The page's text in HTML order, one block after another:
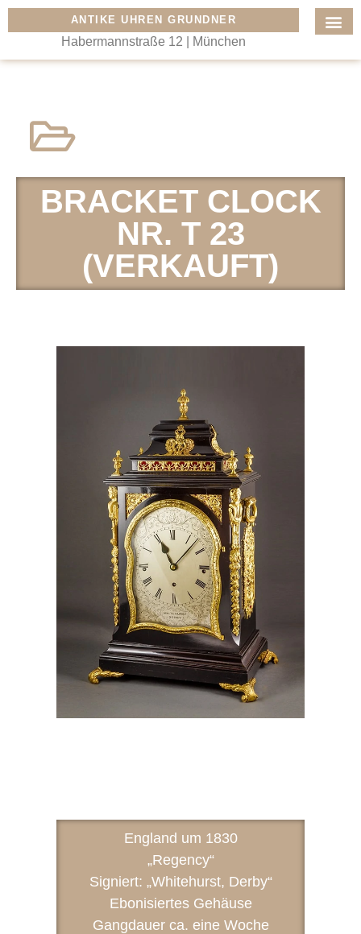
ANTIKE UHREN GRUNDNER
Habermannstraße 12 | München
BRACKET CLOCK
NR. T 23
(VERKAUFT)
England um 1830
„Regency“
Signiert: „Whitehurst, Derby“
Ebonisiertes Gehäuse
Gangdauer ca. eine Woche